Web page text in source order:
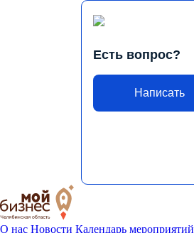
Есть вопрос?
Написать
О нас Новости Календарь мероприятий